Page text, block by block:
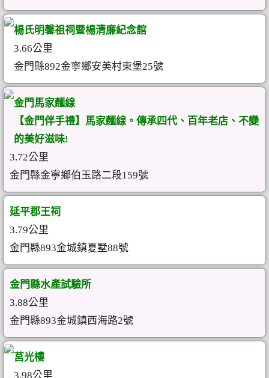
楊氏明馨祖祠暨楊清廉紀念館
3.66公里
金門縣892金寧鄉安美村東堡25號
金門馬家麵線
【金門伴手禮】馬家麵線。傳承四代、百年老店、不變
的美好滋味!
3.72公里
金門縣金寧鄉伯玉路二段159號
延平郡王祠
3.79公里
金門縣893金城鎮夏墅88號
金門縣水產試驗所
3.88公里
金門縣893金城鎮西海路2號
莒光樓
3.98公里